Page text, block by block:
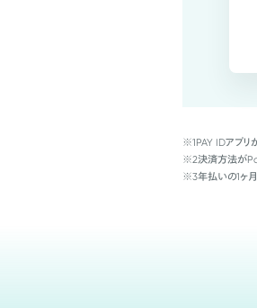
※1PAY IDアプリ
※2決済方法が
※3年払いの1ヶ月